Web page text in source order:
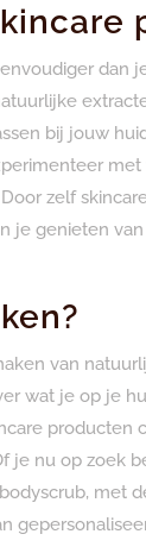
dan
bij jouw
zelf
je genieten
van
wat je op je
producten
je nu op zoek
met